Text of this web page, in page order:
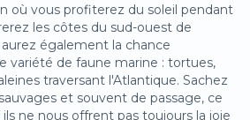
où vous profiterez du soleil pendant
les côtes du sud-ouest de
aurez également la chance
variété de faune marine : tortues,
traversant l'Atlantique. Sachez
et souvent de passage, ce
ne nous offrent pas toujours la joie